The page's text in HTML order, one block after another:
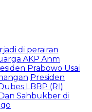
di perairan
AKP Anm
Prabowo Usai
Presiden
LBBP (RI)
Sahbukber di